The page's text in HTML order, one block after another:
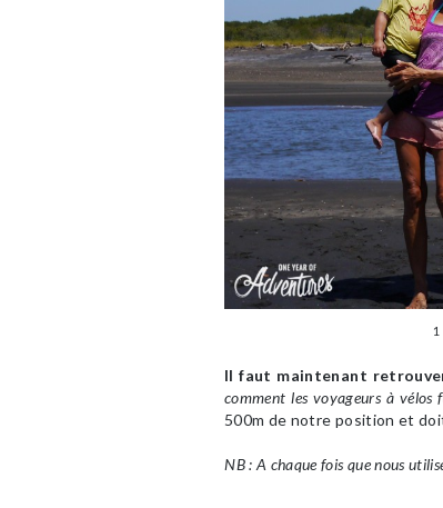
Il faut maintenant
comment les voyageurs à
500m de notre position et
NB : A chaque fois que nous